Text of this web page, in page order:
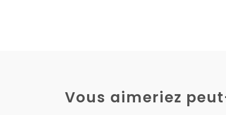
Vous aimeriez